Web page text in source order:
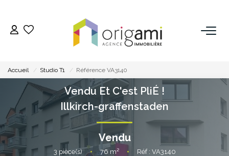
ACHETER
LOUER
VENDRE
Accueil Studio T1 Référence VA3140
Vendu Et C'est PliÉ !
Illkirch-graffenstaden
Vendu
3 pièce(s) • 76 m² • Réf : VA3140